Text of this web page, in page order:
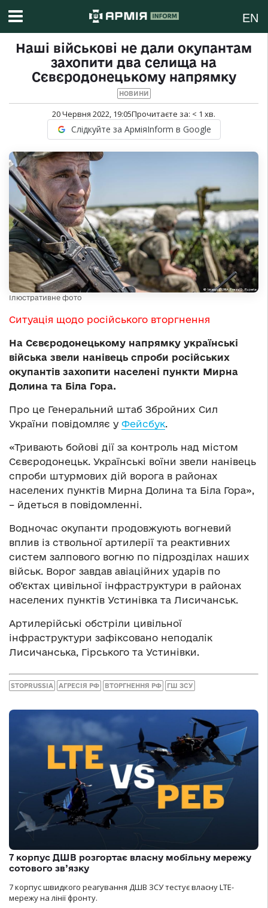
EN
Наші військові не дали окупантам
захопити два селища на
Сєвєродонецькому напрямку
НОВИНИ
20 Червня 2022, 19:05Прочитаєте за: < 1 хв.
Слідкуйте за АрміяInform в Google
Ілюстративне фото
Ситуація щодо російського вторгнення
На Сєвєродонецькому напрямку українські
війська звели нанівець спроби російських
окупантів захопити населені пункти Мирна
Долина та Біла Гора.
Про це Генеральний штаб Збройних Сил
України повідомляє у Фейсбук.
«Тривають бойові дії за контроль над містом
Сєвєродонецьк. Українські воїни звели нанівець
спроби штурмових дій ворога в районах
населених пунктів Мирна Долина та Біла Гора»,
– йдеться в повідомленні.
Водночас окупанти продовжують вогневий
вплив із ствольної артилерії та реактивних
систем залпового вогню по підрозділах наших
військ. Ворог завдав авіаційних ударів по
об’єктах цивільної інфраструктури в районах
населених пунктів Устинівка та Лисичанськ.
Артилерійські обстріли цивільної
інфраструктури зафіксовано неподалік
Лисичанська, Гірського та Устинівки.
STOPRUSSIA АГРЕСІЯ РФ ВТОРГНЕННЯ РФ ГШ ЗСУ
7 корпус ДШВ розгортає власну мобільну мережу
сотового зв’язку
7 корпус швидкого реагування ДШВ ЗСУ тестує власну LTE-
мережу на лінії фронту.